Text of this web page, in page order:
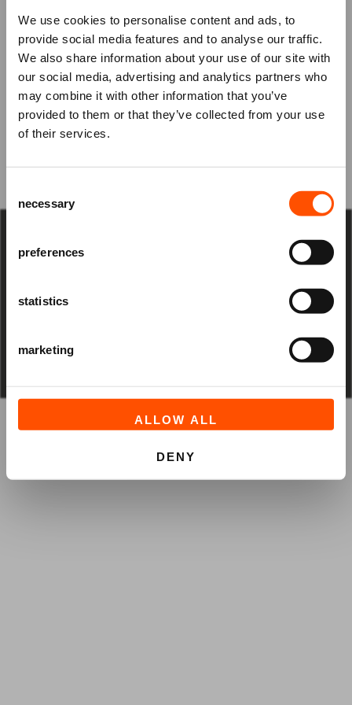
We use cookies to personalise content and ads, to
provide social media features and to analyse our traffic.
We also share information about your use of our site with
our social media, advertising and analytics partners who
may combine it with other information that you’ve
provided to them or that they’ve collected from your use
of their services.
Selection
necessary
preferences
statistics
marketing
ALLOW ALL
DENY
momenten waarop we samen mogen lachen en
ontroerd mogen worden. Maar nog meer wensen wij u
gezondheid, liefde, plezier en veel samenzijn in 2022!
Bekijk hieronder onze kerstgroet aan jou.
Raadhuisplein 100
Mis niks
en speciale aanbiedingen!